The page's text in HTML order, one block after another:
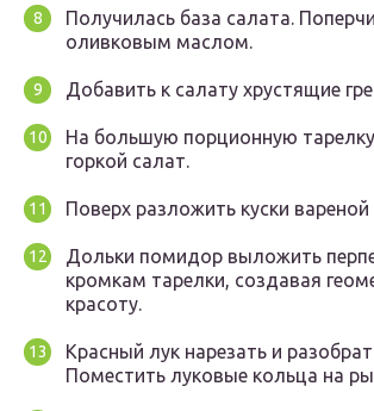
Получилась база салата.
оливковым маслом.
Добавить к салату хрустящие
На большую порционную
горкой салат.
Поверх разложить куски
Дольки помидор выложить
кромкам тарелки, создавая
красоту.
Красный лук нарезать и
Поместить луковые кольца на